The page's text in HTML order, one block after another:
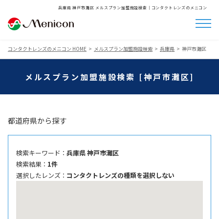
兵庫県 神戸市灘区 メルスプラン加盟施設検索│コンタクトレンズのメニコン
コンタクトレンズのメニコン HOME メルスプラン加盟施設検索 兵庫県 神戸市灘区
メルスプラン加盟施設検索 [神戸市灘区]
都道府県から探す
検索キーワード ： 兵庫県 神戸市灘区
検索結果 ： 1件
選択したレンズ ： コンタクトレンズの種類を選択しない